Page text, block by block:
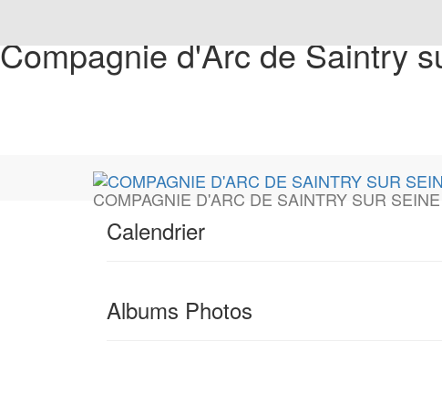
Compagnie d'Arc de Saintry
COMPAGNIE D'ARC DE SAINTRY SUR SEINE
Calendrier
Albums Photos